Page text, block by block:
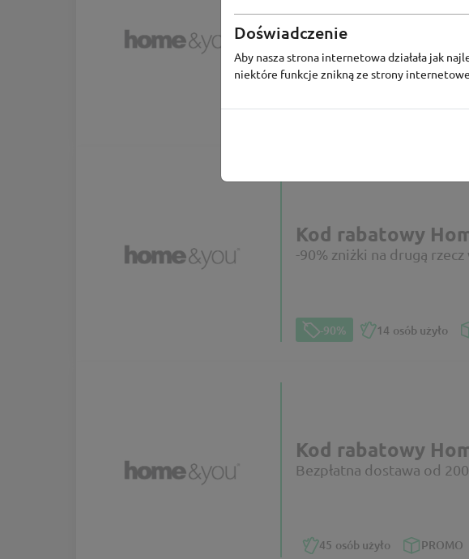
Kod rabatowy
Rabat -10% za zapis do
-10% 24osoby użyły
Kod rabatowy
-90% zniżki na drugą
-90% 14 osób użyło
Kod rabatowy
Bezpłatna dostawa od
45 osób użyło PROMO
Doświadczenie
Aby nasza strona internetowa działała jak
niektóre funkcje znikną ze strony